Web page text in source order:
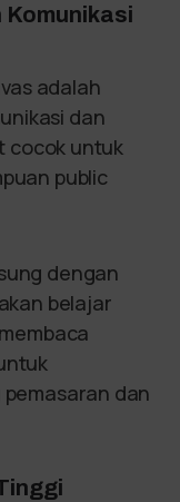
Komunikasi
adalah
dan
cocok untuk
public
dengan
belajar
dan